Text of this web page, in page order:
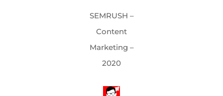
SEMRUSH –
Content
Marketing –
2020